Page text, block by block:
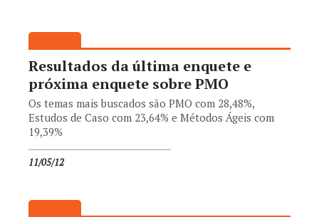
Resultados da última enquete e
próxima enquete sobre PMO
Os temas mais buscados são PMO com 28,48%,
Estudos de Caso com 23,64% e Métodos Ágeis com
19,39%
11/05/12